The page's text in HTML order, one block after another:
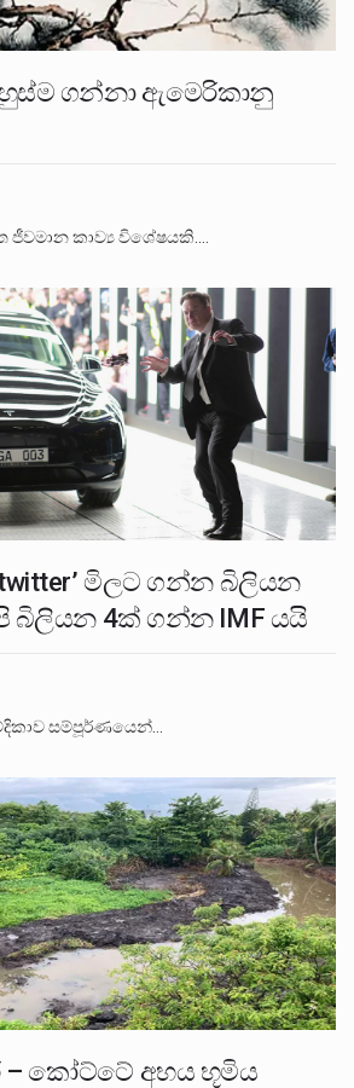
ගන්නා ඇමෙරිකානු
කාව්‍ය විශේෂයකි.…
මිලට ගන්න බිලියන
බිලියන 4ක් ගන්න IMF යයි
සම්පූර්ණයෙන්…
– කෝට්ටේ අභය භූමිය